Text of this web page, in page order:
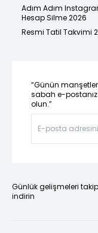
Adım Adım
Hesap Silme 2026
Resmi Tatil Takvimi
“Günün
sabah e-
olun.”
Günlük gelişmeleri
indirin